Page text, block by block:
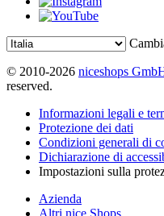
© 2010-2026 niceshops
reserved.
Informazioni legali e
Protezione dei dati
Condizioni generali di
Dichiarazione di
Impostazioni sulla
Azienda